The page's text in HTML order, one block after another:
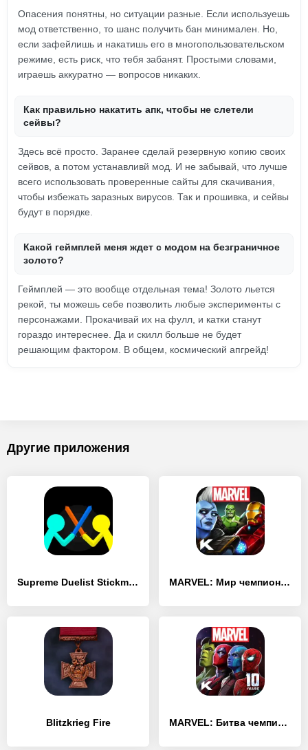
Опасения понятны, но ситуации разные. Если используешь
мод ответственно, то шанс получить бан минимален. Но,
если зафейлишь и накатишь его в многопользовательском
режиме, есть риск, что тебя забанят. Простыми словами,
играешь аккуратно — вопросов никаких.
Как правильно накатить апк, чтобы не слетели
сейвы?
Здесь всё просто. Заранее сделай резервную копию своих
сейвов, а потом устанавливй мод. И не забывай, что лучше
всего использовать проверенные сайты для скачивания,
чтобы избежать заразных вирусов. Так и прошивка, и сейвы
будут в порядке.
Какой геймплей меня ждет с модом на безграничное
золото?
Геймплей — это вообще отдельная тема! Золото льется
рекой, ты можешь себе позволить любые эксперименты с
персонажами. Прокачивай их на фулл, и катки станут
гораздо интереснее. Да и скилл больше не будет
решающим фактором. В общем, космический апгрейд!
Другие приложения
Supreme Duelist Stickman MARVEL: Мир чемпионов
Blitzkrieg Fire MARVEL: Битва чемпионов